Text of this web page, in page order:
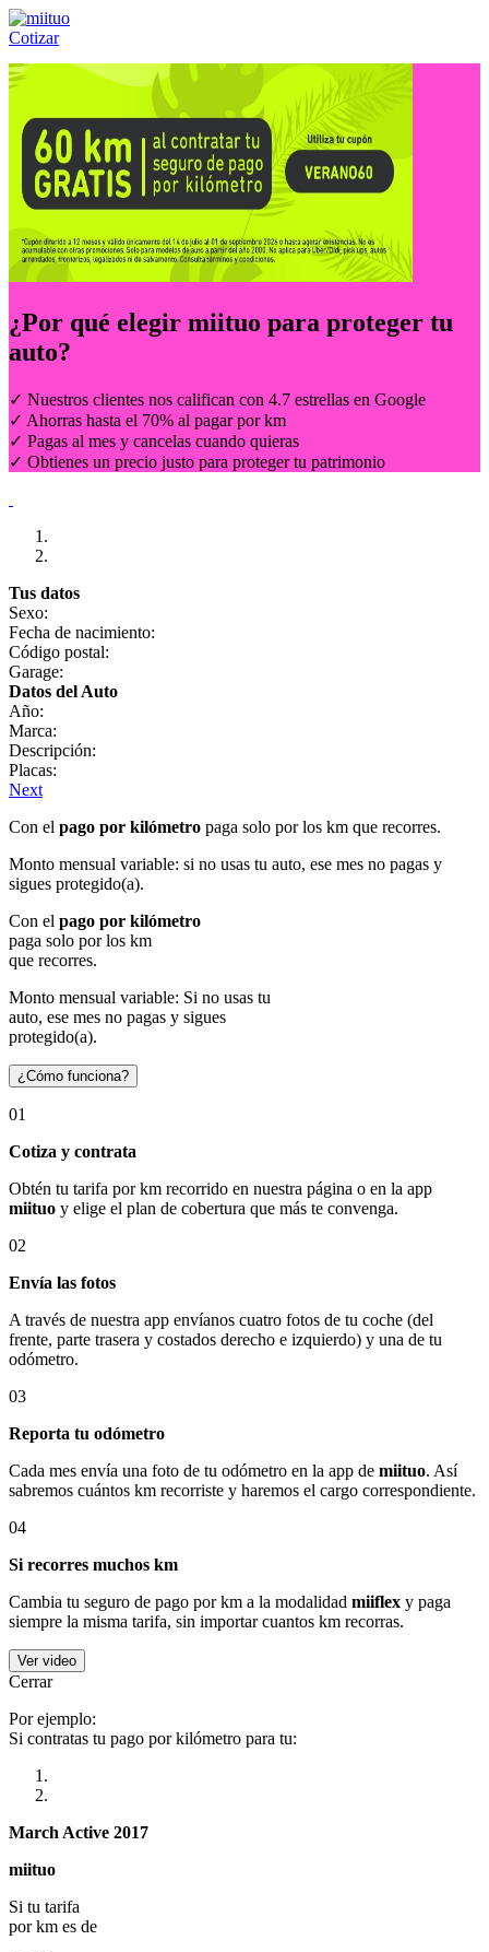
Cotizar
Llámanos al:(55) 84-21-05-00 ó
¿Por qué elegir miituo para proteger tu
auto?
✓ Nuestros clientes nos califican con 4.7 estrellas en Google
✓ Ahorras hasta el 70% al pagar por km
✓ Pagas al mes y cancelas cuando quieras
✓ Obtienes un precio justo para proteger tu patrimonio
Tus datos
Sexo:
Fecha de nacimiento:
Código postal:
Garage:
Datos del Auto
Año:
Marca:
Descripción:
Placas:
Next
Con el pago por kilómetro paga solo por los km que recorres.
Monto mensual variable: si no usas tu auto, ese mes no pagas y
sigues protegido(a).
Con el pago por kilómetro
paga solo por los km
que recorres.
Monto mensual variable: Si no usas tu
auto, ese mes no pagas y sigues
protegido(a).
¿Cómo funciona?
01
Cotiza y contrata
Obtén tu tarifa por km recorrido en nuestra página o en la app
miituo y elige el plan de cobertura que más te convenga.
02
Envía las fotos
A través de nuestra app envíanos cuatro fotos de tu coche (del
frente, parte trasera y costados derecho e izquierdo) y una de tu
odómetro.
03
Reporta tu odómetro
Cada mes envía una foto de tu odómetro en la app de miituo. Así
sabremos cuántos km recorriste y haremos el cargo correspondiente.
04
Si recorres muchos km
Cambia tu seguro de pago por km a la modalidad miiflex y paga
siempre la misma tarifa, sin importar cuantos km recorras.
Ver video
Cerrar
Por ejemplo:
Si contratas tu pago por kilómetro para tu:
March Active 2017
miituo
Si tu tarifa
por km es de